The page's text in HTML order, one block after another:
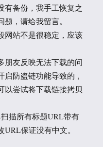
有备份，我手工恢复之
，请给我留言。
网站不是很稳定，应该
朋友反映无法下载的问
防盗链功能导致的，
以尝试将下载链接拷贝
描所有标题URL带有
保证没有中文。